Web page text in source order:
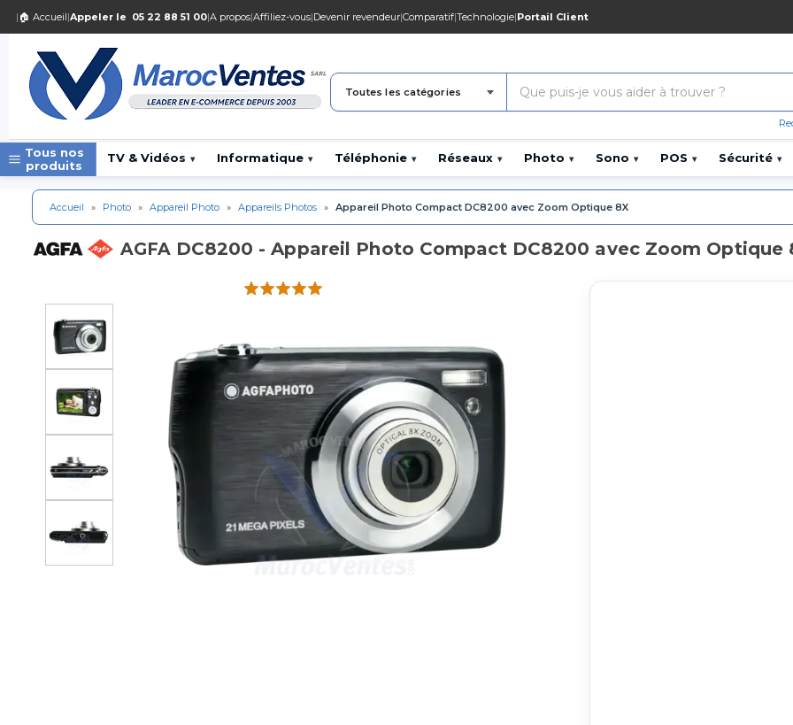
| 🏠 Accueil|Appeler le 05 22 88 51 00|A propos|Affiliez-vous|Devenir revendeur|Comparatif|Technologie|Portail Client
Toutes les catégories
Tous nos
produits
TV & Vidéos ▾ Informatique ▾ Téléphonie ▾ Réseaux ▾ Photo ▾ Sono ▾ POS ▾ Sécurité ▾
Accueil » Photo » Appareil Photo » Appareils Photos » Appareil Photo Compact DC8200 avec Zoom Optique 8X
AGFA DC8200 - Appareil Photo Compact DC8200 avec Zoom Optique